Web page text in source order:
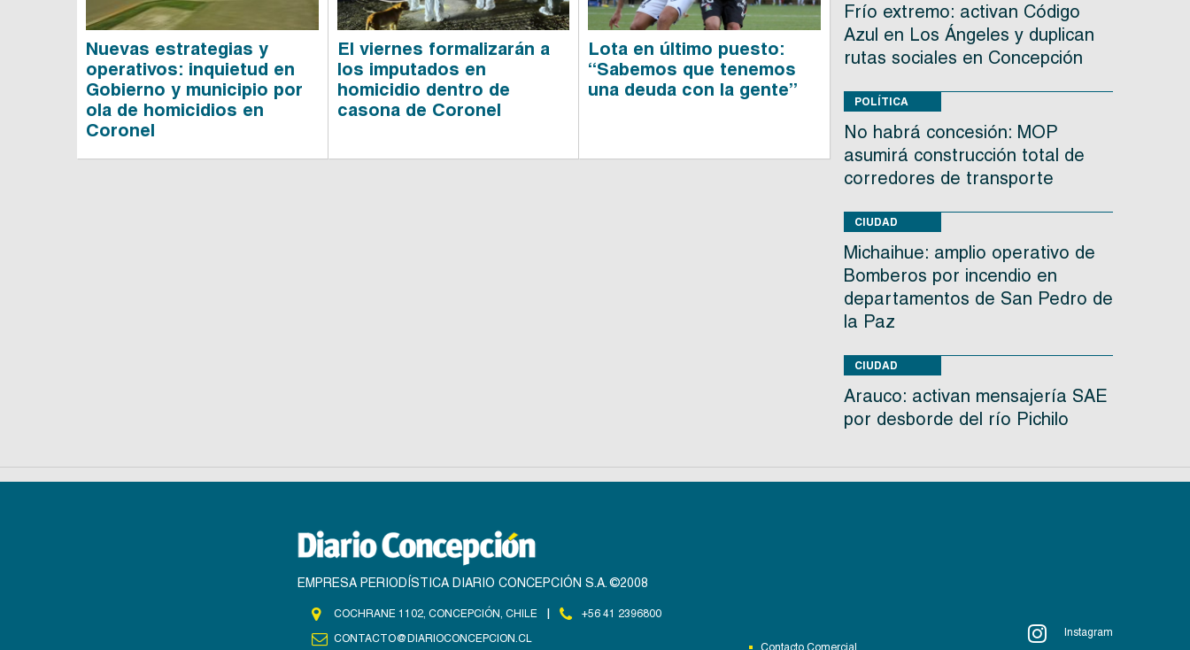
Nuevas estrategias y
operativos: inquietud en
Gobierno y municipio por
ola de homicidios en
Coronel
El viernes formalizarán a
los imputados en
homicidio dentro de
casona de Coronel
Lota en último puesto:
“Sabemos que tenemos
una deuda con la gente”
Frío extremo: activan Código
Azul en Los Ángeles y duplican
rutas sociales en Concepción
POLÍTICA
No habrá concesión: MOP
asumirá construcción total de
corredores de transporte
CIUDAD
Michaihue: amplio operativo de
Bomberos por incendio en
departamentos de San Pedro de
la Paz
CIUDAD
Arauco: activan mensajería SAE
por desborde del río Pichilo
EMPRESA PERIODÍSTICA DIARIO CONCEPCIÓN S.A. ©2008
COCHRANE 1102, CONCEPCIÓN, CHILE |
+56 41 2396800
CONTACTO@DIARIOCONCEPCION.CL
Contacto Comercial
Instagram